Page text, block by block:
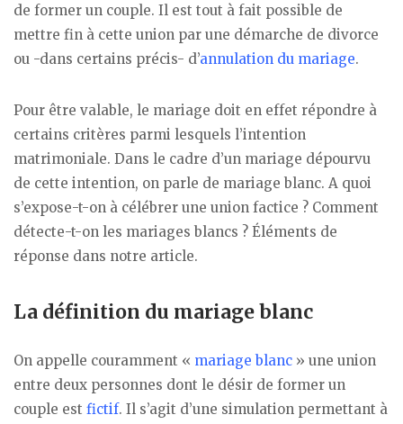
de former un couple. Il est tout à fait possible de
mettre fin à cette union par une démarche de divorce
ou -dans certains précis- d’annulation du mariage.
Pour être valable, le mariage doit en effet répondre à
certains critères parmi lesquels l’intention
matrimoniale. Dans le cadre d’un mariage dépourvu
de cette intention, on parle de mariage blanc. A quoi
s’expose-t-on à célébrer une union factice ? Comment
détecte-t-on les mariages blancs ? Éléments de
réponse dans notre article.
La définition du mariage blanc
On appelle couramment « mariage blanc » une union
entre deux personnes dont le désir de former un
couple est fictif. Il s’agit d’une simulation permettant à